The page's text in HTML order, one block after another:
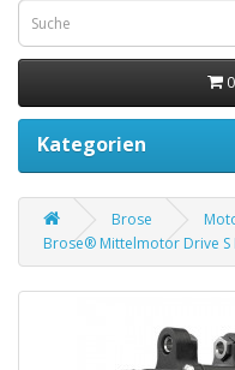
Kategorien
Brose
Brose® Mittelmotor Drive S